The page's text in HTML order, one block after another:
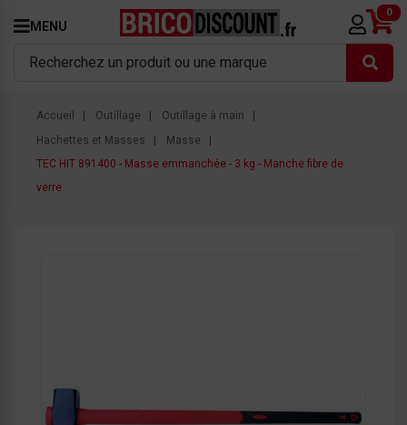
MENU
0
Accueil Outillage
Outillage à main
Hachettes et Masses
Masse
TEC HIT 891400 - Masse emmanchée - 3 kg - Manche fibre de
verre